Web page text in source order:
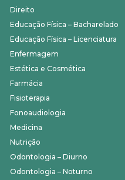
Direito
Educação Física – Bacharelado
Educação Física – Licenciatura
Enfermagem
Estética e Cosmética
Farmácia
Fisioterapia
Fonoaudiologia
Medicina
Nutrição
Odontologia – Diurno
Odontologia – Noturno